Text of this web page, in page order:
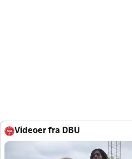
Videoer fra DBU